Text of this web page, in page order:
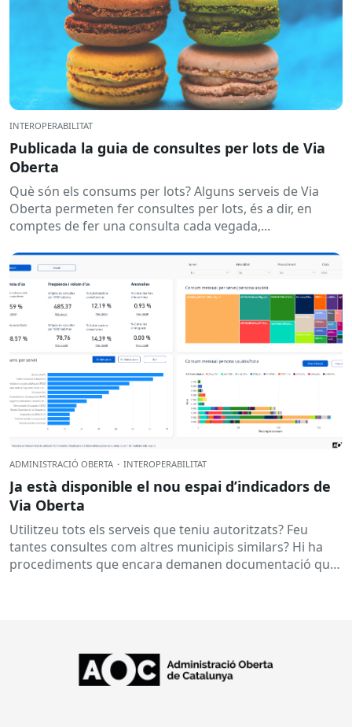
INTEROPERABILITAT
Publicada la guia de consultes per lots de Via
Oberta
Què són els consums per lots? Alguns serveis de Via
Oberta permeten fer consultes per lots, és a dir, en
comptes de fer una consulta cada vegada,...
ADMINISTRACIÓ OBERTA · INTEROPERABILITAT
Ja està disponible el nou espai d’indicadors de
Via Oberta
Utilitzeu tots els serveis que teniu autoritzats? Feu
tantes consultes com altres municipis similars? Hi ha
procediments que encara demanen documentació que